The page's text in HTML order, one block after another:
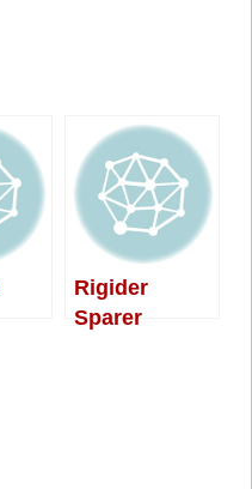
Rigider
Sparer